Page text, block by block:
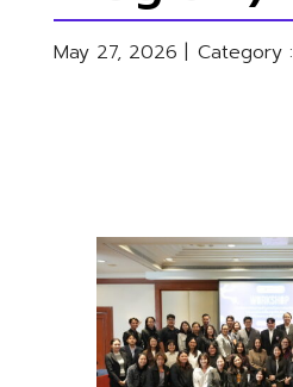
May 27, 2026 | Category :